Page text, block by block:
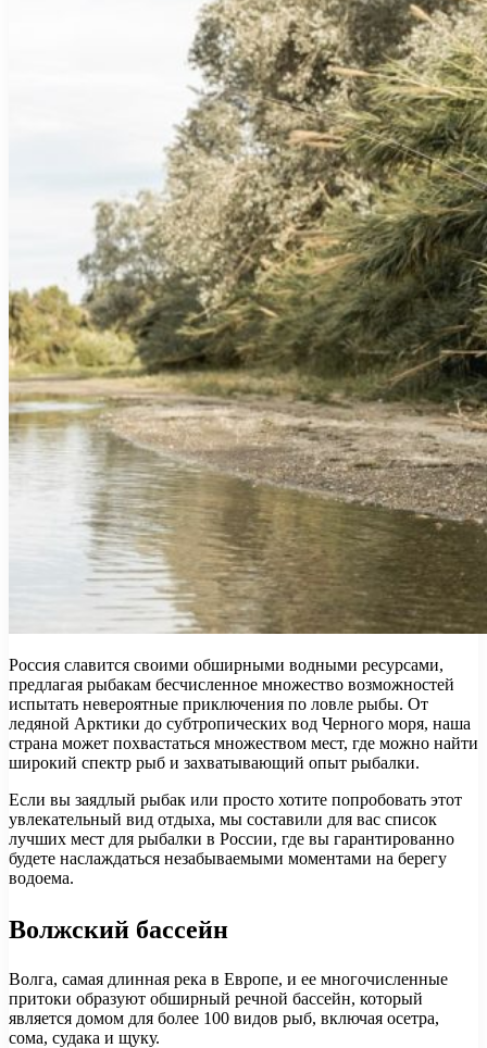
Россия славится своими обширными водными ресурсами,
предлагая рыбакам бесчисленное множество возможностей
испытать невероятные приключения по ловле рыбы. От
ледяной Арктики до субтропических вод Черного моря, наша
страна может похвастаться множеством мест, где можно найти
широкий спектр рыб и захватывающий опыт рыбалки.
Если вы заядлый рыбак или просто хотите попробовать этот
увлекательный вид отдыха, мы составили для вас список
лучших мест для рыбалки в России, где вы гарантированно
будете наслаждаться незабываемыми моментами на берегу
водоема.
Волжский бассейн
Волга, самая длинная река в Европе, и ее многочисленные
притоки образуют обширный речной бассейн, который
является домом для более 100 видов рыб, включая осетра,
сома, судака и щуку.